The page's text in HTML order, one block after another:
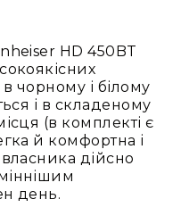
HD 450BT
в чорному і білому
і в складеному
(в комплекті є
й комфортна і
дійсно
день.